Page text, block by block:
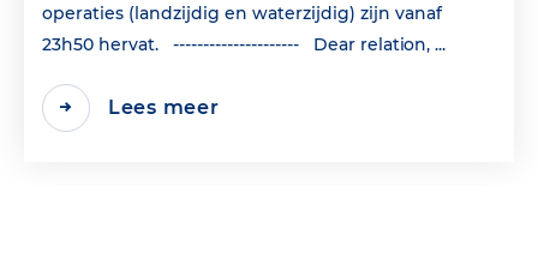
operaties (landzijdig en waterzijdig) zijn vanaf
23h50 hervat. --------------------- Dear relation, ...
Lees meer